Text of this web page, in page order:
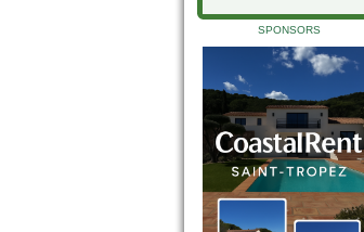
SPONSORS